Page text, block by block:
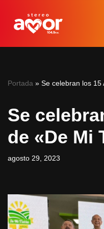
Saltar
Portada » Se celebran los 15
Se
de «De Mi
agosto 29, 2023